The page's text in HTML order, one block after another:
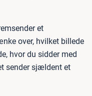
et
over, hvilket billede
hvor du sidder med
sender sjældent et